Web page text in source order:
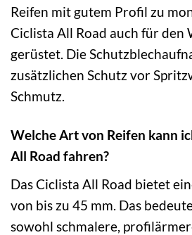
Reifen mit gutem Profil zu
Ciclista All Road auch für den
gerüstet. Die
zusätzlichen Schutz vor
Schmutz.
Welche Art von Reifen kann
All Road fahren?
Das Ciclista All Road bietet
von bis zu 45 mm. Das
sowohl schmalere,